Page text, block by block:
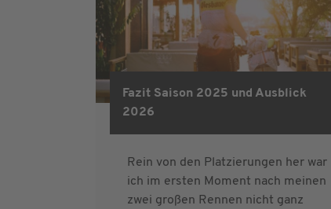
Fazit Saison 2025 und Ausblick
2026
Rein von den Platzierungen her war
ich im ersten Moment nach meinen
zwei großen Rennen nicht ganz